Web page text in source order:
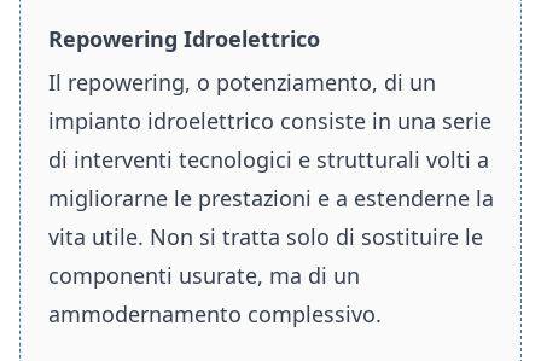
Repowering Idroelettrico
Il repowering, o potenziamento, di un
impianto idroelettrico consiste in una serie
di interventi tecnologici e strutturali volti a
migliorarne le prestazioni e a estenderne la
vita utile. Non si tratta solo di sostituire le
componenti usurate, ma di un
ammodernamento complessivo.